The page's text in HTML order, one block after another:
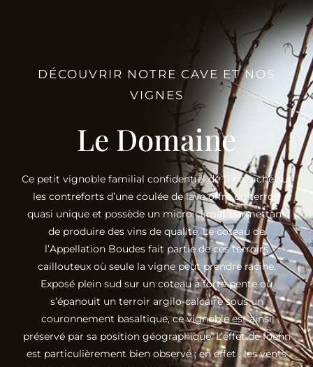
DÉCOUVRIR NOTRE CAVE ET NOS
VIGNES
Le Domaine
Ce petit vignoble familial confidentiel de 11 ha niché sur
les contreforts d’une coulée de lave offre un terroir
quasi unique et possède un micro climat permettant
de produire des vins de qualité. Le coteau de
l’Appellation Boudes fait partie de ces terroirs
caillouteux où seule la vigne peut prendre racine.
Exposé plein sud sur un coteau à forte pente où
s’épanouit un terroir argilo-calcaire sous un
couronnement basaltique, ce vignoble est ainsi
préservé par sa position géographique. L’effet de foehn
est particulièrement bien observé ; en effet , les vents